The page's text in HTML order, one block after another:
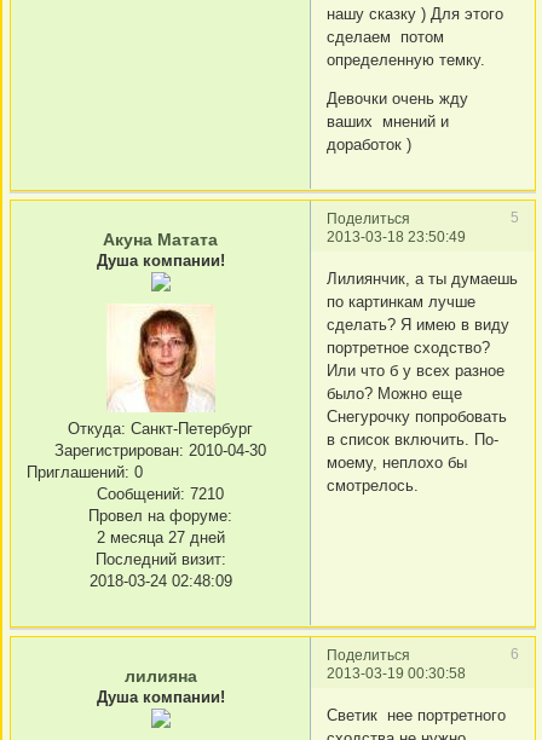
нашу сказку ) Для этого
сделаем потом
определенную темку.
Девочки очень жду
ваших мнений и
доработок )
Поделиться
5
2013-03-18 23:50:49
Акуна Матата
Душа компании!
Откуда: Санкт-Петербург
Зарегистрирован: 2010-04-30
Приглашений: 0
Сообщений: 7210
Провел на форуме:
2 месяца 27 дней
Последний визит:
2018-03-24 02:48:09
Лилиянчик, а ты думаешь
по картинкам лучше
сделать? Я имею в виду
портретное сходство?
Или что б у всех разное
было? Можно еще
Снегурочку попробовать
в список включить. По-
моему, неплохо бы
смотрелось.
Поделиться
6
2013-03-19 00:30:58
лилияна
Душа компании!
Светик нее портретного